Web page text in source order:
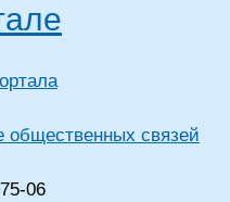
общественных связей
06